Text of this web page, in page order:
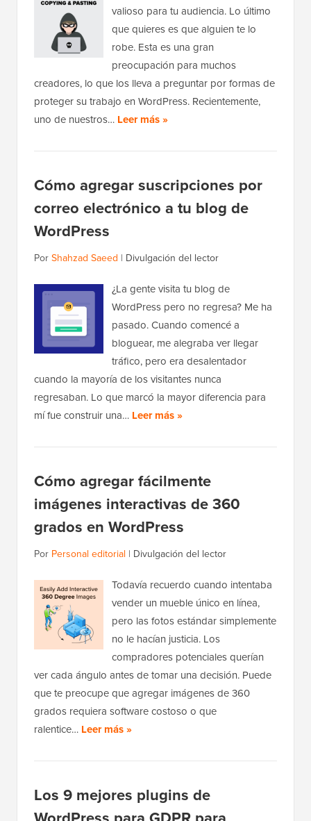
valioso para tu audiencia. Lo último
que quieres es que alguien te lo
robe. Esta es una gran
preocupación para muchos
creadores, lo que los lleva a preguntar por formas de
proteger su trabajo en WordPress. Recientemente,
uno de nuestros… Leer más »
Cómo agregar suscripciones por
correo electrónico a tu blog de
WordPress
PorShahzad Saeed | Divulgación del lector
¿La gente visita tu blog de
WordPress pero no regresa? Me ha
pasado. Cuando comencé a
bloguear, me alegraba ver llegar
tráfico, pero era desalentador
cuando la mayoría de los visitantes nunca
regresaban. Lo que marcó la mayor diferencia para
mí fue construir una… Leer más »
Cómo agregar fácilmente
imágenes interactivas de 360
grados en WordPress
Por Personal editorial | Divulgación del lector
Todavía recuerdo cuando intentaba
vender un mueble único en línea,
pero las fotos estándar simplemente
no le hacían justicia. Los
compradores potenciales querían
ver cada ángulo antes de tomar una decisión. Puede
que te preocupe que agregar imágenes de 360
grados requiera software costoso o que
ralentice… Leer más »
Los 9 mejores plugins de